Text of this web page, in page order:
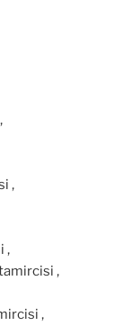
,
,
,
,